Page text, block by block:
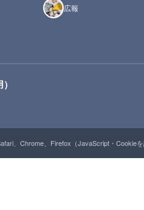
広報
、Chrome、Firefox（JavaScript・Cookie